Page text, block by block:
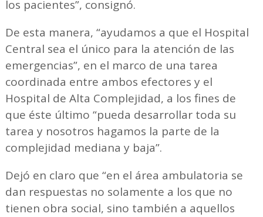
los pacientes”, consignó.
De esta manera, “ayudamos a que el Hospital
Central sea el único para la atención de las
emergencias”, en el marco de una tarea
coordinada entre ambos efectores y el
Hospital de Alta Complejidad, a los fines de
que éste último “pueda desarrollar toda su
tarea y nosotros hagamos la parte de la
complejidad mediana y baja”.
Dejó en claro que “en el área ambulatoria se
dan respuestas no solamente a los que no
tienen obra social, sino también a aquellos